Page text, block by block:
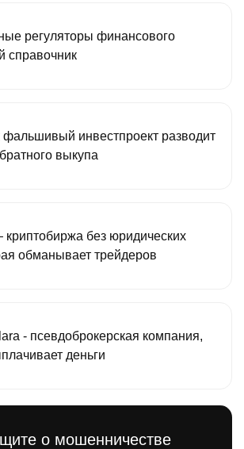
регуляторы финансового
справочник
фальшивый инвестпроект разводит
выкупа
без юридических
обманывает трейдеров
- псевдоброкерская компания,
деньги
о мошенничестве